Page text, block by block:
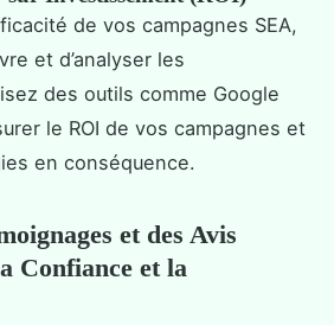
de vos campagnes SEA,
et d’analyser les
des outils comme Google
le ROI de vos campagnes et
en conséquence.
et des Avis
Confiance et la